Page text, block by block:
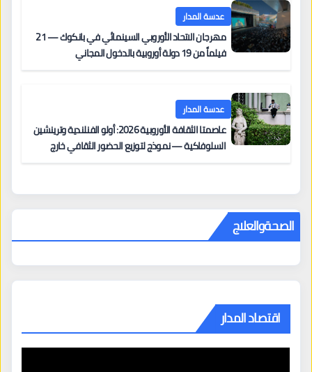
عدسة المدار
مهرجان الاتحاد الأوروبي السينمائي في بانكوك — 21
فيلماً من 19 دولة أوروبية بالدخول المجاني
عدسة المدار
عاصمتا الثقافة الأوروبية 2026: أولو الفنلندية وترينشين
السلوفاكية — نموذج لتوزيع الحضور الثقافي خارج
الصحةوالعلاج
اقتصاد المدار